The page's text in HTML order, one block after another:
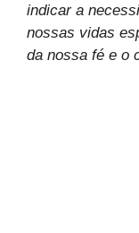
indicar a
nossas vidas
da nossa fé e o